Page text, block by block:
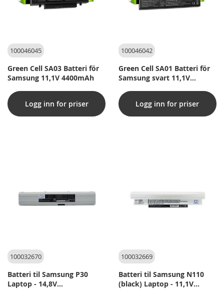
100046045
Green Cell SA03 Batteri för
Samsung 11,1V 4400mAh
Logg inn for priser
100046042
Green Cell SA01 Batteri för
Samsung svart 11,1V
Logg inn for priser
100032670
Batteri til Samsung P30
Laptop - 14,8V
100032669
Batteri til Samsung N110
(black) Laptop - 11,1V